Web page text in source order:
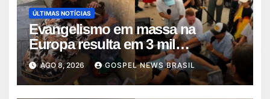
ÚLTIMAS NOTÍCIAS
Evangelismo em massa na
Europa resulta em 3 mil
conversões: um fen…
AGO 8, 2026 GOSPEL NEWS BRASIL